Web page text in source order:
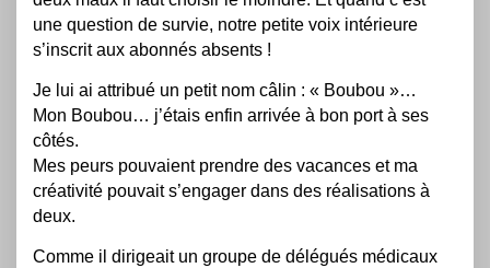
une question de survie, notre petite voix intérieure
s’inscrit aux abonnés absents !
Je lui ai attribué un petit nom câlin : « Boubou »…
Mon Boubou… j’étais enfin arrivée à bon port à ses
côtés.
Mes peurs pouvaient prendre des vacances et ma
créativité pouvait s’engager dans des réalisations à
deux.
Comme il dirigeait un groupe de délégués médicaux